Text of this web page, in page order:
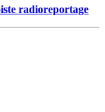
radioreportage